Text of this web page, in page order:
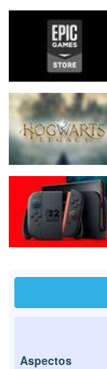
Aspectos